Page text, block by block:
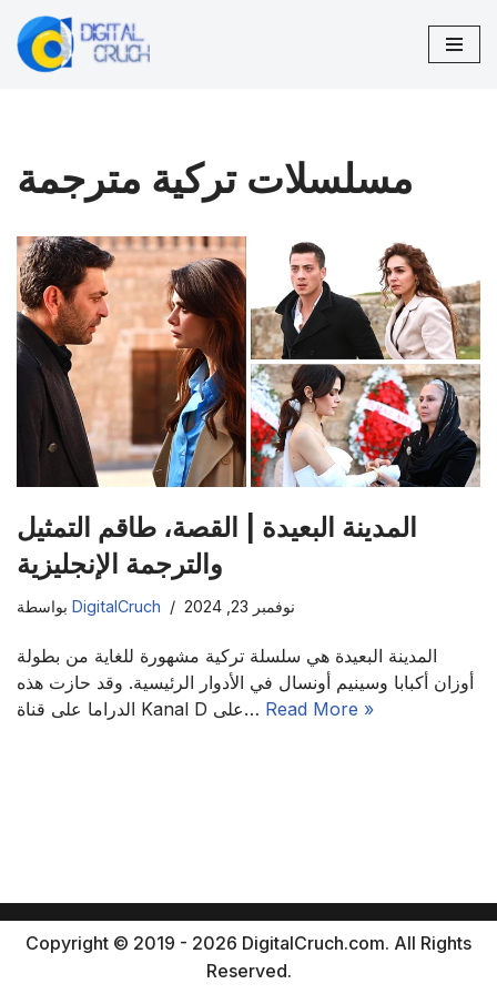
تخطى
مسلسلات تركية مترجمة
المدينة البعيدة | القصة، طاقم التمثيل
والترجمة الإنجليزية
DigitalCruch نوفمبر 23, 2024
المدينة البعيدة هي سلسلة تركية مشهورة للغاية من بطولة
أوزان أكبابا وسينيم أونسال في الأدوار الرئيسية. وقد حازت هذه
الدراما على قناة Kanal D على… Read More »
Copyright © 2019 - 2026 DigitalCruch.com. All Rights
Reserved.